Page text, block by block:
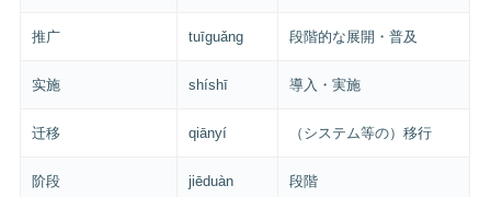
推广 tuīguǎng 段階的な展開・普及
实施 shíshī 導入・実施
迁移 qiānyí （システム等の）移行
阶段 jiēduàn 段階